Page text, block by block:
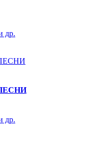
др.
др.